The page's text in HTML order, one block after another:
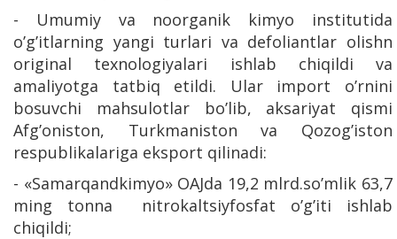
- Umumiy va noorganik kimyo institutida
o’g’itlarning yangi turlari va defoliantlar olishn
original texnologiyalari ishlab chiqildi va
amaliyotga tatbiq etildi. Ular import o’rnini
bosuvchi mahsulotlar bo’lib, aksariyat qismi
Afg’oniston, Turkmaniston va Qozog’iston
respublikalariga eksport qilinadi:
- «Samarqandkimyo» OAJda 19,2 mlrd.so’mlik 63,7
ming tonna nitrokaltsiyfosfat o’g’iti ishlab
chiqildi;